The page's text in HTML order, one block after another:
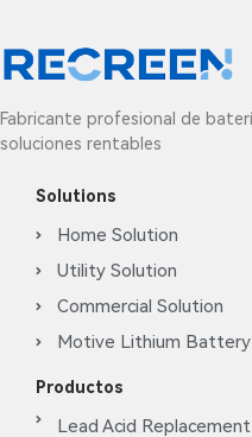
Fabricante profesional de
soluciones rentables
Solutions
Home Solution
Utility Solution
Commercial Solution
Motive Lithium Battery
Productos
Lead Acid